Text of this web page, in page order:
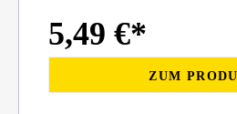
5,49 €*
ZUM